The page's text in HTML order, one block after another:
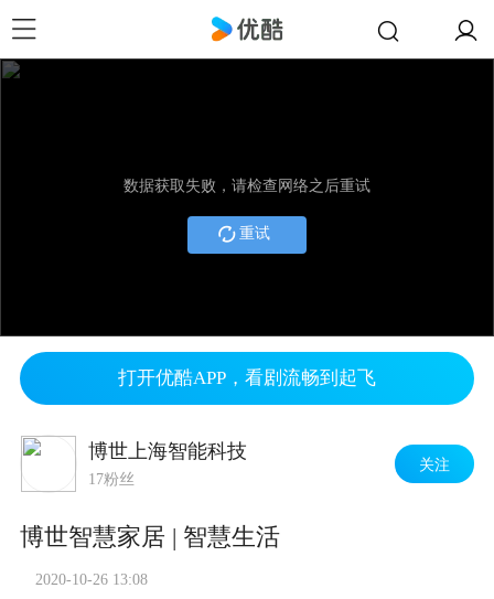
数据获取失败，请检查网络之后重试
重试
打开优酷APP，看剧流畅到起飞
博世上海智能科技
17粉丝
关注
博世智慧家居 | 智慧生活
2020-10-26 13:08